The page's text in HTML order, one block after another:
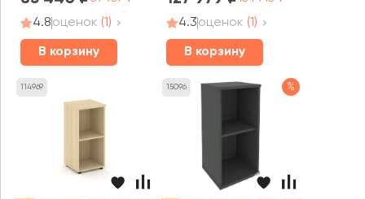
4.8оценок (1)
В корзину
4.3оценок (1)
В корзину
114969 15096 %